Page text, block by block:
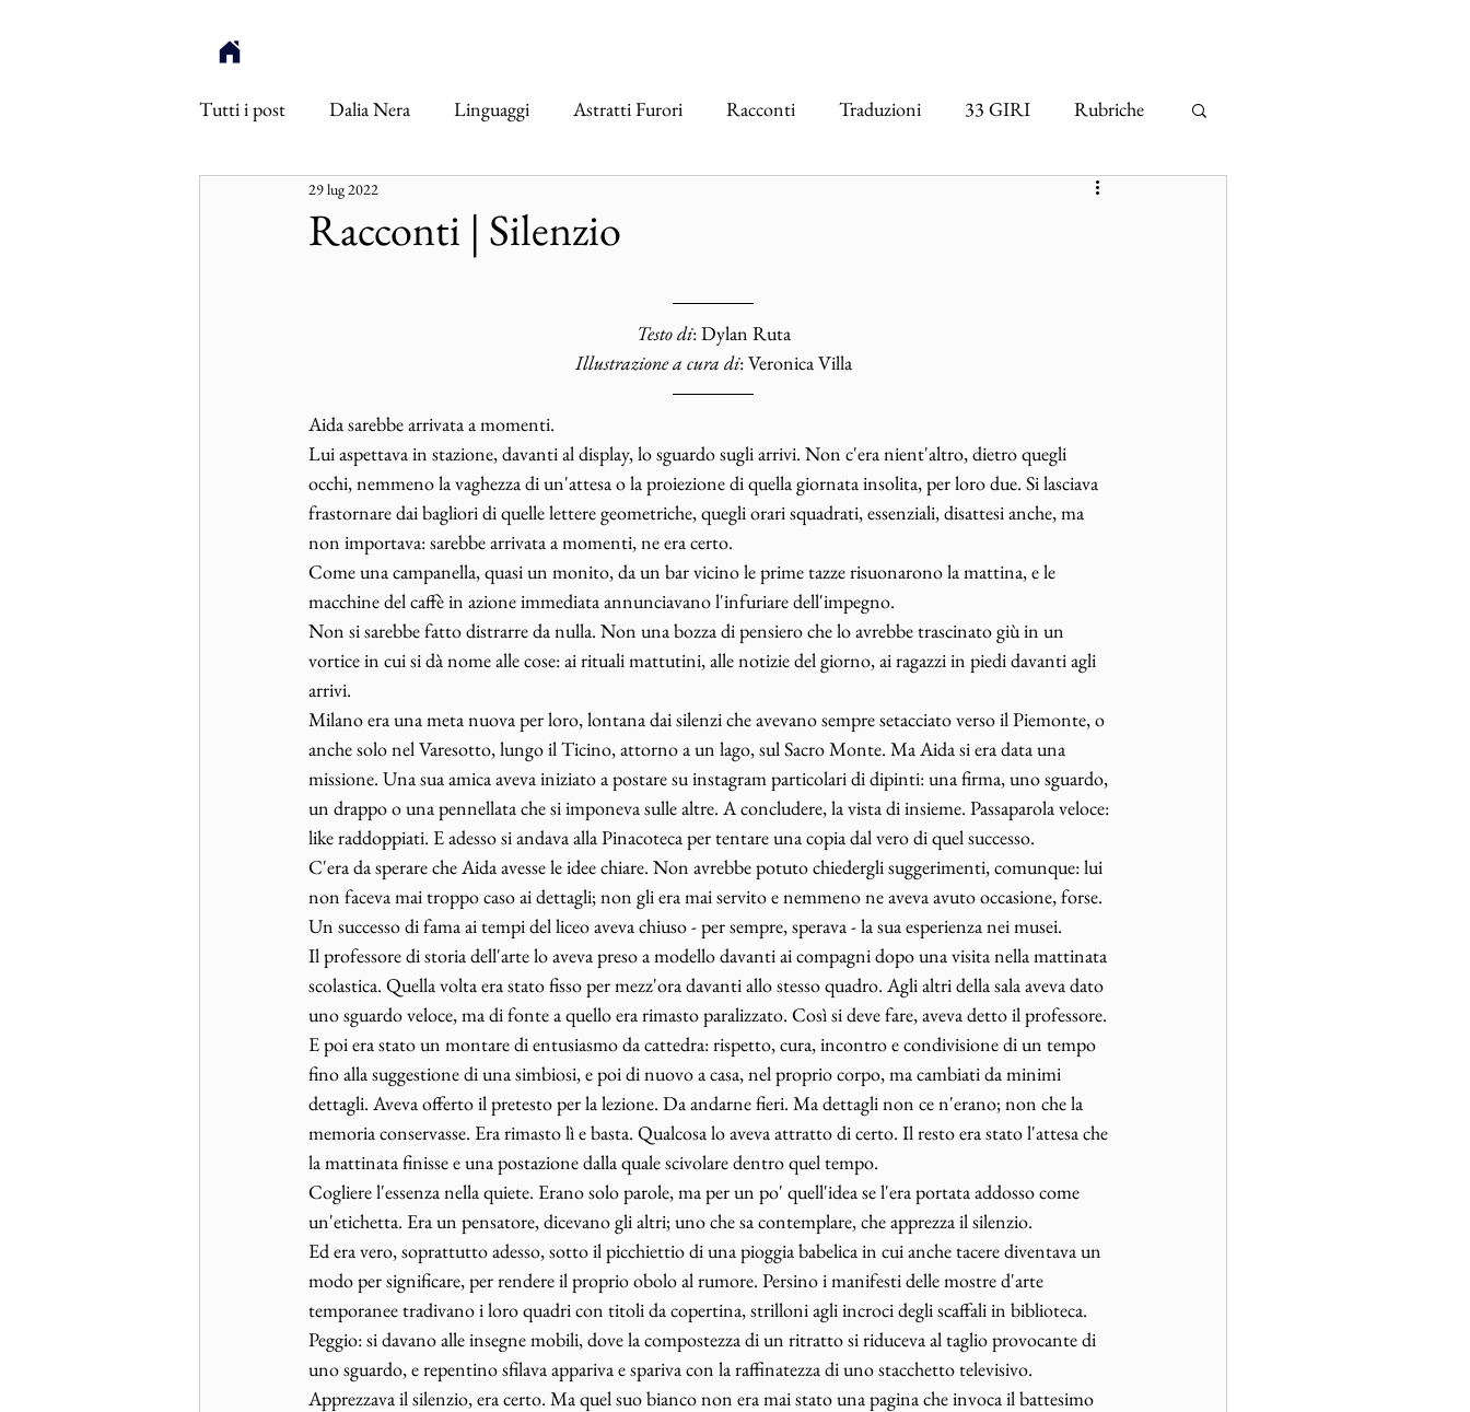
Tutti i post Dalia Nera Linguaggi Astratti Furori Racconti Traduzioni 33 GIRI Rubriche
Inneres Auge
Racconti | Silenzio
29 lug 2022
Testo di: Dylan Ruta
Illustrazione a cura di: Veronica Villa
Aida sarebbe arrivata a momenti.
Lui aspettava in stazione, davanti al display, lo sguardo sugli arrivi. Non c'era nient'altro, dietro quegli
occhi, nemmeno la vaghezza di un'attesa o la proiezione di quella giornata insolita, per loro due. Si lasciava
frastornare dai bagliori di quelle lettere geometriche, quegli orari squadrati, essenziali, disattesi anche, ma
non importava: sarebbe arrivata a momenti, ne era certo.
Come una campanella, quasi un monito, da un bar vicino le prime tazze risuonarono la mattina, e le
macchine del caffè in azione immediata annunciavano l'infuriare dell'impegno.
Non si sarebbe fatto distrarre da nulla. Non una bozza di pensiero che lo avrebbe trascinato giù in un
vortice in cui si dà nome alle cose: ai rituali mattutini, alle notizie del giorno, ai ragazzi in piedi davanti agli
arrivi.
Milano era una meta nuova per loro, lontana dai silenzi che avevano sempre setacciato verso il Piemonte, o
anche solo nel Varesotto, lungo il Ticino, attorno a un lago, sul Sacro Monte. Ma Aida si era data una
missione. Una sua amica aveva iniziato a postare su instagram particolari di dipinti: una firma, uno sguardo,
un drappo o una pennellata che si imponeva sulle altre. A concludere, la vista di insieme. Passaparola veloce:
like raddoppiati. E adesso si andava alla Pinacoteca per tentare una copia dal vero di quel successo.
C'era da sperare che Aida avesse le idee chiare. Non avrebbe potuto chiedergli suggerimenti, comunque: lui
non faceva mai troppo caso ai dettagli; non gli era mai servito e nemmeno ne aveva avuto occasione, forse.
Un successo di fama ai tempi del liceo aveva chiuso - per sempre, sperava - la sua esperienza nei musei.
Il professore di storia dell'arte lo aveva preso a modello davanti ai compagni dopo una visita nella mattinata
scolastica. Quella volta era stato fisso per mezz'ora davanti allo stesso quadro. Agli altri della sala aveva dato
uno sguardo veloce, ma di fonte a quello era rimasto paralizzato. Così si deve fare, aveva detto il professore.
E poi era stato un montare di entusiasmo da cattedra: rispetto, cura, incontro e condivisione di un tempo
fino alla suggestione di una simbiosi, e poi di nuovo a casa, nel proprio corpo, ma cambiati da minimi
dettagli. Aveva offerto il pretesto per la lezione. Da andarne fieri. Ma dettagli non ce n'erano; non che la
memoria conservasse. Era rimasto lì e basta. Qualcosa lo aveva attratto di certo. Il resto era stato l'attesa che
la mattinata finisse e una postazione dalla quale scivolare dentro quel tempo.
Cogliere l'essenza nella quiete. Erano solo parole, ma per un po' quell'idea se l'era portata addosso come
un'etichetta. Era un pensatore, dicevano gli altri; uno che sa contemplare, che apprezza il silenzio.
Ed era vero, soprattutto adesso, sotto il picchiettio di una pioggia babelica in cui anche tacere diventava un
modo per significare, per rendere il proprio obolo al rumore. Persino i manifesti delle mostre d'arte
temporanee tradivano i loro quadri con titoli da copertina, strilloni agli incroci degli scaffali in biblioteca.
Peggio: si davano alle insegne mobili, dove la compostezza di un ritratto si riduceva al taglio provocante di
uno sguardo, e repentino sfilava appariva e spariva con la raffinatezza di uno stacchetto televisivo.
Apprezzava il silenzio, era certo. Ma quel suo bianco non era mai stato una pagina che invoca il battesimo